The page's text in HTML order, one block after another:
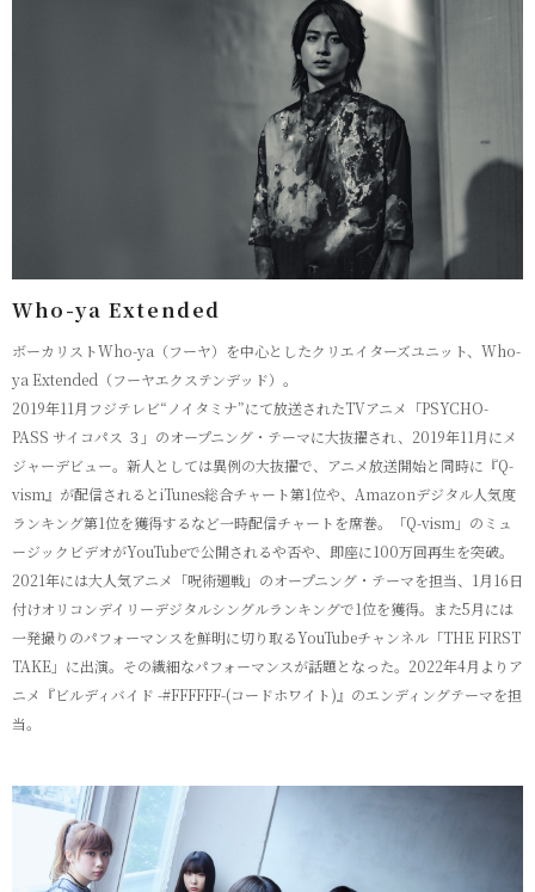
Who-ya Extended
ボーカリストWho-ya（フーヤ）を中心としたクリエイターズユニット、Who-
ya Extended（フーヤエクステンデッド）。
2019年11月フジテレビ“ノイタミナ”にて放送されたTVアニメ「PSYCHO-
PASS サイコパス ３」のオープニング・テーマに大抜擢され、2019年11月にメ
ジャーデビュー。新人としては異例の大抜擢で、アニメ放送開始と同時に『Q-
vism』が配信されるとiTunes総合チャート第1位や、Amazonデジタル人気度
ランキング第1位を獲得するなど一時配信チャートを席巻。「Q-vism」のミュ
ージックビデオがYouTubeで公開されるや否や、即座に100万回再生を突破。
2021年には大人気アニメ「呪術廻戦」のオープニング・テーマを担当、1月16日
付けオリコンデイリーデジタルシングルランキングで1位を獲得。また5月には
一発撮りのパフォーマンスを鮮明に切り取るYouTubeチャンネル「THE FIRST
TAKE」に出演。その繊細なパフォーマンスが話題となった。2022年4月よりア
ニメ『ビルディバイド -#FFFFFF-(コードホワイト)』のエンディングテーマを担
当。